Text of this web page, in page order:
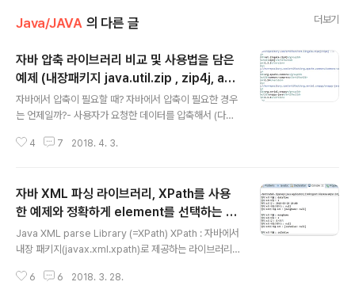
Java/JAVA 의 다른 글 더보기
자바 압축 라이브러리 비교 및 사용법을 담은
예제 (내장패키지 java.util.zip , zip4j, apa
che commons-compress, google sn
appy-java)
자바에서 압축이 필요할 때? 자바에서 압축이 필요한 경우
는 언제일까?- 사용자가 요청한 데이터를 압축해서 (다운
파일을 압축하거나 로그 파일의 내용(문자열)을 압축해서
략한다.사실 리눅스에서는 crontab 과 DBMS에서 제공
하는 명령어로 압축하고 저장할 수 있기도 하다. (꼭 자바
(프로그래밍 단)에서 할 필요는 없다.)어떤 경우든 결국은
압축이 필요하고 압축이 필요할 때 적절히 프로그래밍할
줄 알아야 한다.압축의 용도와 성능 압축률이 엄청나게 좋
아서 1/10로 크기를 줄인게 무조건 성능이 좋다고 말할 수
4 7 2018. 4. 3.
자바 XML 파싱 라이브러리, XPath를 사용
한 예제와 정확하게 element를 선택하는 방
법을 알아보자
Java XML parse Library (=XPath) XPath : 자바에서
내장 패키지(javax.xml.xpath)로 제공하는 라이브러리로
요즘 누가 XML쓰나? JSON이랑 비교했을 때 태그같은
6 6 2018. 3. 28.